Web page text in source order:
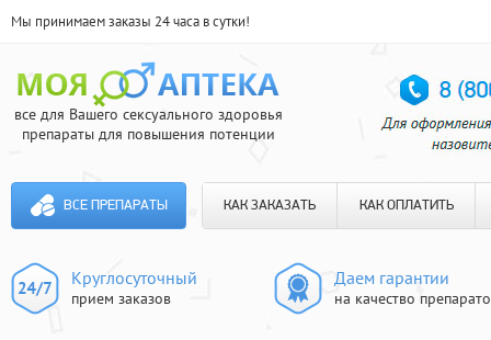
Мы принимаем заказы 24 часа в сутки!
все для Вашего сексуального здоровья
препараты для повышения потенции
ВСЕ ПРЕПАРАТЫ КАК ЗАКАЗАТЬ КАК ОПЛАТИТЬ
Круглосуточный
прием заказов
Даем гарантии
на качество